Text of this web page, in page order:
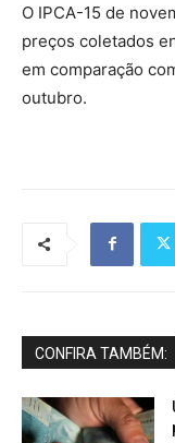
O IPCA-15 de
preços coletados
em comparação
outubro.
CONFIRA TAMBÉM: